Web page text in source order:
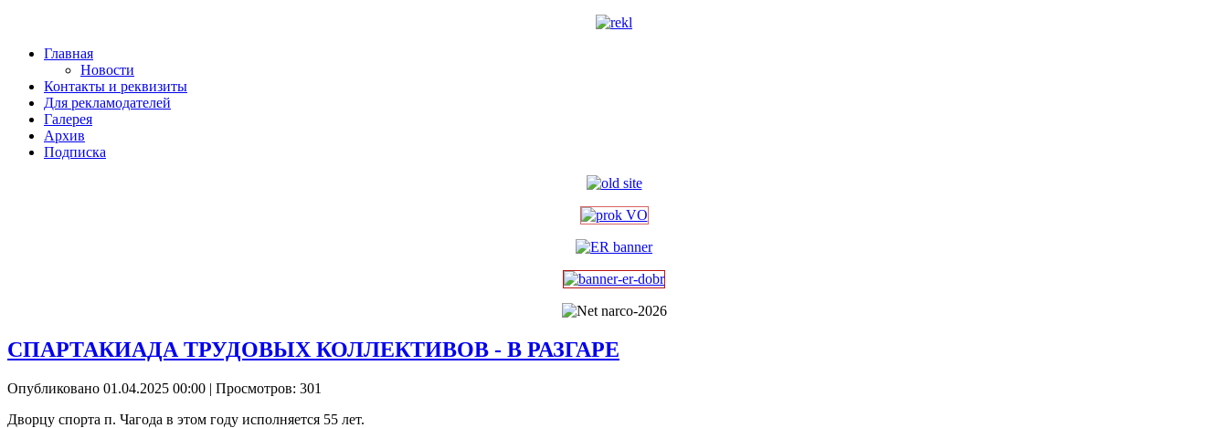
Главная
Новости
Контакты и реквизиты
Для рекламодателей
Галерея
Архив
Подписка
СПАРТАКИАДА ТРУДОВЫХ КОЛЛЕКТИВОВ - В РАЗГАРЕ
Опубликовано 01.04.2025 00:00 | Просмотров: 301
Дворцу спорта п. Чагода в этом году исполняется 55 лет.